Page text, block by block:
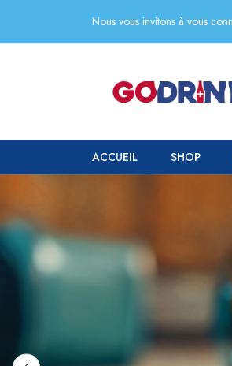
Nous vous invitons à vous
ACCUEIL SHOP